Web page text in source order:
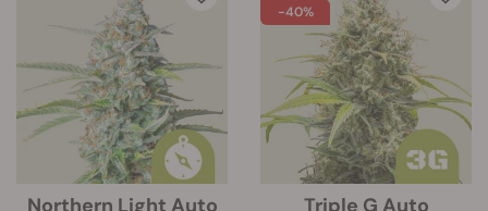
Northern Light Auto
-40%
Triple G Auto